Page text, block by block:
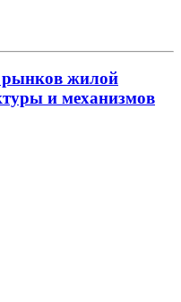
рынков жилой
и механизмов